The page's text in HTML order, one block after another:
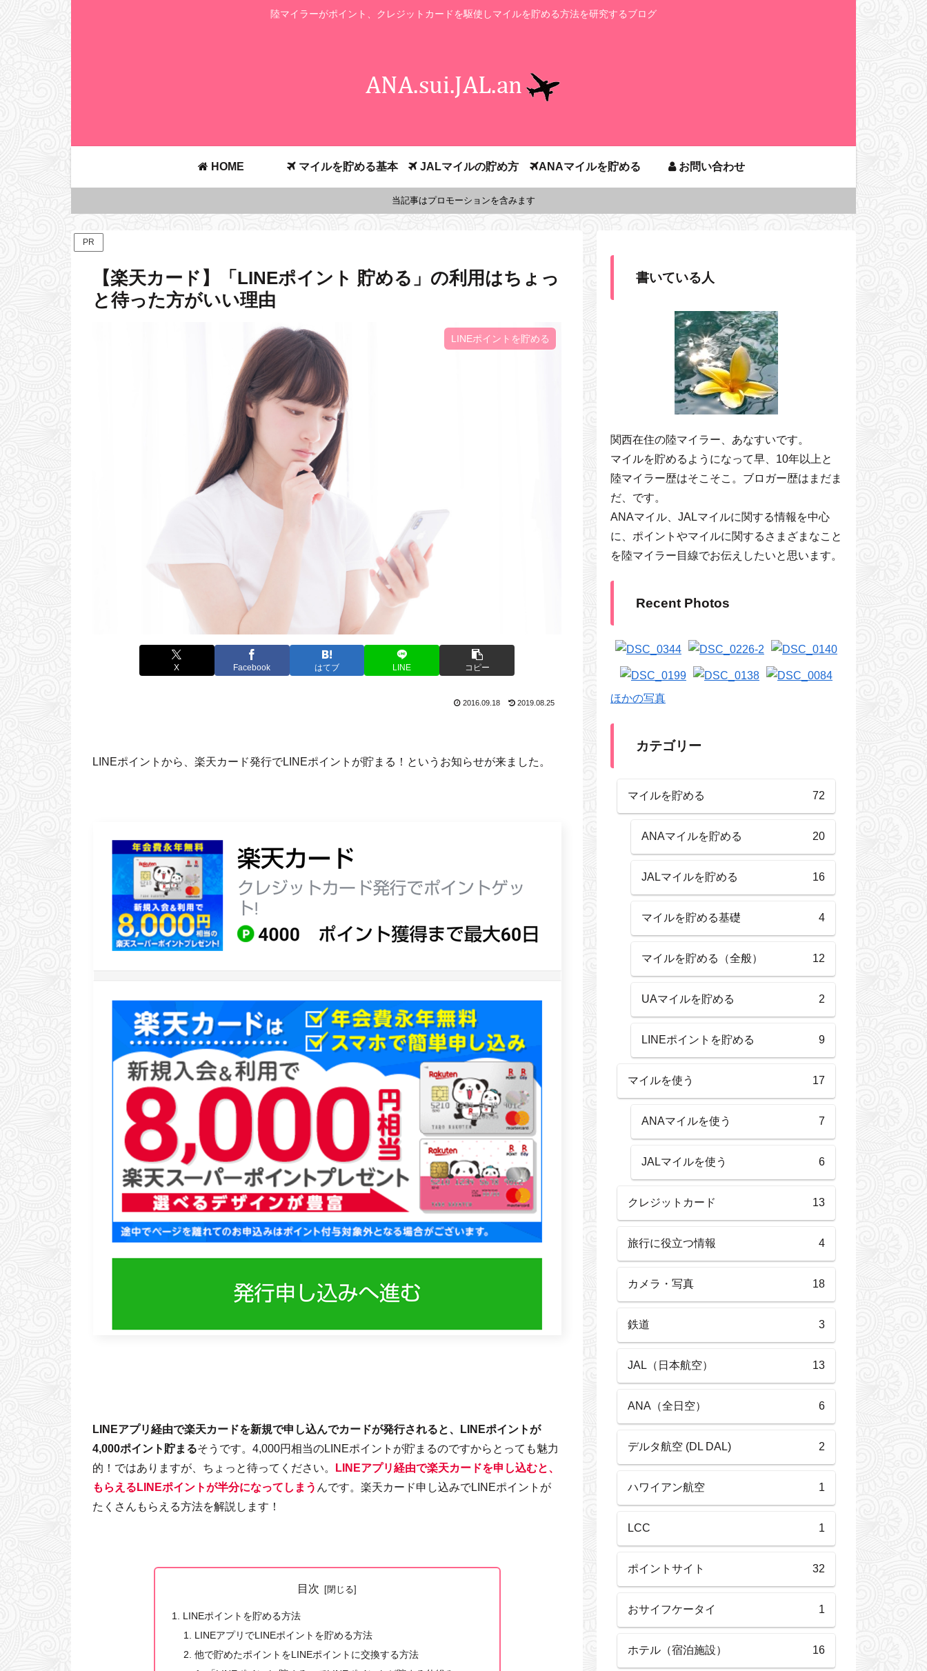
陸マイラーがポイント、クレジットカードを駆使しマイルを貯める方法を研究するブログ
HOME マイルを貯める基本 JALマイルの貯め方 ANAマイルを貯める お問い合わせ
当記事はプロモーションを含みます
PR
【楽天カード】「LINEポイント 貯める」の利用はちょっ
と待った方がいい理由
LINEポイントを貯める
X Facebook はてブ LINE コピー
2016.09.18 2019.08.25
LINEポイントから、楽天カード発行でLINEポイントが貯まる！というお知らせが来ました。
LINEアプリ経由で楽天カードを新規で申し込んでカードが発行されると、LINEポイントが
4,000ポイント貯まるそうです。4,000円相当のLINEポイントが貯まるのですからとっても魅力
的！ではありますが、ちょっと待ってください。
LINEアプリ経由で楽天カードを申し込むと、
もらえるLINEポイントが半分になってしまう んです。楽天カード申し込みでLINEポイントが
たくさんもらえる方法を解説します！
目次
LINEポイントを貯める方法
LINEアプリでLINEポイントを貯める方法
他で貯めたポイントをLINEポイントに交換する方法
書いている人
関西在住の陸マイラー、あなすいです。
マイルを貯めるようになって早、10年以上と
陸マイラー歴はそこそこ。ブロガー歴はまだま
だ、です。
ANAマイル、JALマイルに関する情報を中心
に、ポイントやマイルに関するさまざまなこと
を陸マイラー目線でお伝えしたいと思います。
Recent Photos
ほかの写真
カテゴリー
マイルを貯める 72
ANAマイルを貯める 20
JALマイルを貯める 16
マイルを貯める基礎 4
マイルを貯める（全般） 12
UAマイルを貯める 2
LINEポイントを貯める 9
マイルを使う 17
ANAマイルを使う 7
JALマイルを使う 6
クレジットカード 13
旅行に役立つ情報 4
カメラ・写真 18
鉄道 3
JAL（日本航空） 13
ANA（全日空） 6
デルタ航空 (DL DAL) 2
ハワイアン航空 1
LCC 1
ポイントサイト 32
おサイフケータイ 1
ホテル（宿泊施設） 16